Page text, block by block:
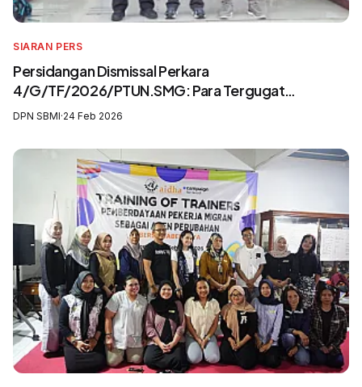
SIARAN PERS
Persidangan Dismissal Perkara
4/G/TF/2026/PTUN.SMG: Para Tergugat
Mengingkari SIP3MI dan Mengabaikan UU
DPN SBMI·24 Feb 2026